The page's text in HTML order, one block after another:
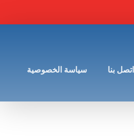
اتصل بنا سياسة الخصوصية